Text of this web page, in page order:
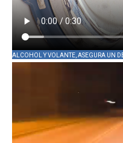
ALCOHOL Y VOLANTE, ASEGURA UN